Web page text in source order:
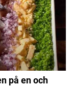
på en och